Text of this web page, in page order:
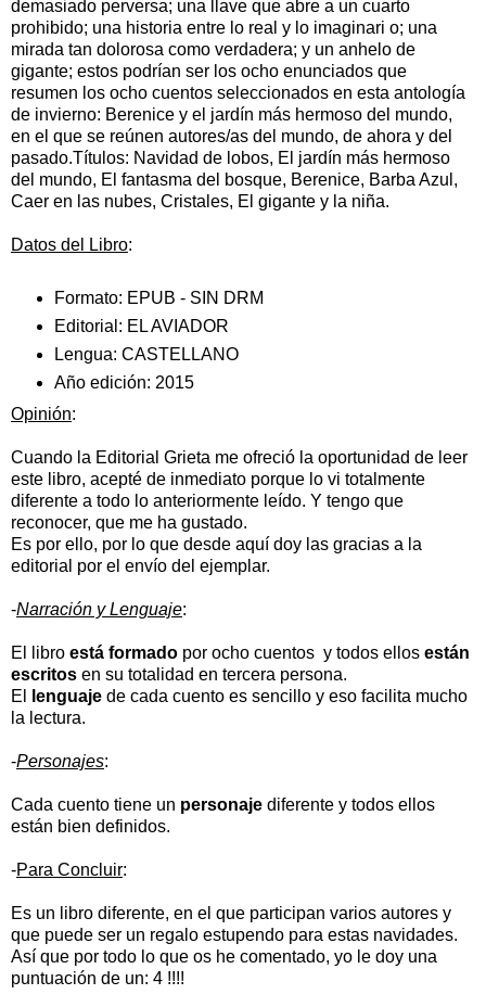
demasiado perversa; una llave que abre a un cuarto
prohibido; una historia entre lo real y lo imaginari o; una
mirada tan dolorosa como verdadera; y un anhelo de
gigante; estos podrían ser los ocho enunciados que
resumen los ocho cuentos seleccionados en esta antología
de invierno: Berenice y el jardín más hermoso del mundo,
en el que se reúnen autores/as del mundo, de ahora y del
pasado.Títulos: Navidad de lobos, El jardín más hermoso
del mundo, El fantasma del bosque, Berenice, Barba Azul,
Caer en las nubes, Cristales, El gigante y la niña.
Datos del Libro:
Formato: EPUB - SIN DRM
Editorial: EL AVIADOR
Lengua: CASTELLANO
Año edición: 2015
Opinión:
Cuando la Editorial Grieta me ofreció la oportunidad de leer
este libro, acepté de inmediato porque lo vi totalmente
diferente a todo lo anteriormente leído. Y tengo que
reconocer, que me ha gustado.
Es por ello, por lo que desde aquí doy las gracias a la
editorial por el envío del ejemplar.
-Narración y Lenguaje:
El libro está formado por ocho cuentos y todos ellos están
escritos en su totalidad en tercera persona.
El
lenguaje de cada cuento es sencillo y eso facilita mucho
la lectura.
-Personajes:
Cada cuento tiene un personaje diferente y todos ellos
están bien definidos.
-Para Concluir:
Es un libro diferente, en el que participan varios autores y
que puede ser un regalo estupendo para estas navidades.
Así que por todo lo que os he comentado, yo le doy una
puntuación de un: 4 !!!!